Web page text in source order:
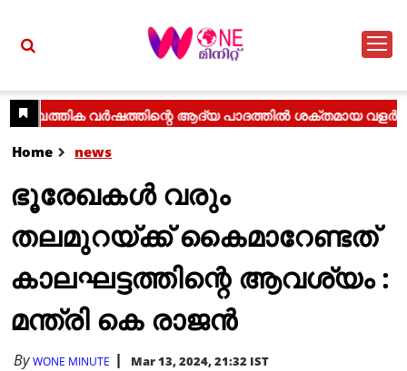
Home news
ഭൂരേഖകൾ വരും
തലമുറയ്ക്ക് കൈമാറേണ്ടത്
കാലഘട്ടത്തിന്റെ ആവശ്യം :
മന്ത്രി കെ രാജൻ
ByWONE MINUTE Mar 13, 2024, 21:32 IST